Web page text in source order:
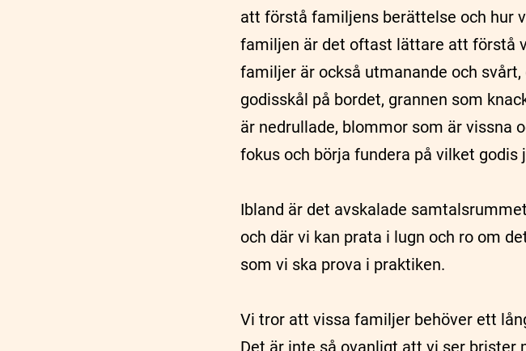
att förstå familjens berättelse och hur
familjen är det oftast lättare att förstå
familjer är också utmanande och
godisskål på bordet, grannen som
är nedrullade, blommor som är vissna
fokus och börja fundera på vilket godis
Ibland är det avskalade
och där vi kan prata i lugn och ro om
som vi ska prova i praktiken.
Vi tror att vissa familjer behöver ett
Det är inte så ovanligt att vi ser brister